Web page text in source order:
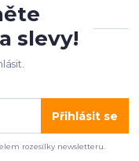
slevy!
Přihlásit se
rozesílky newsletteru.